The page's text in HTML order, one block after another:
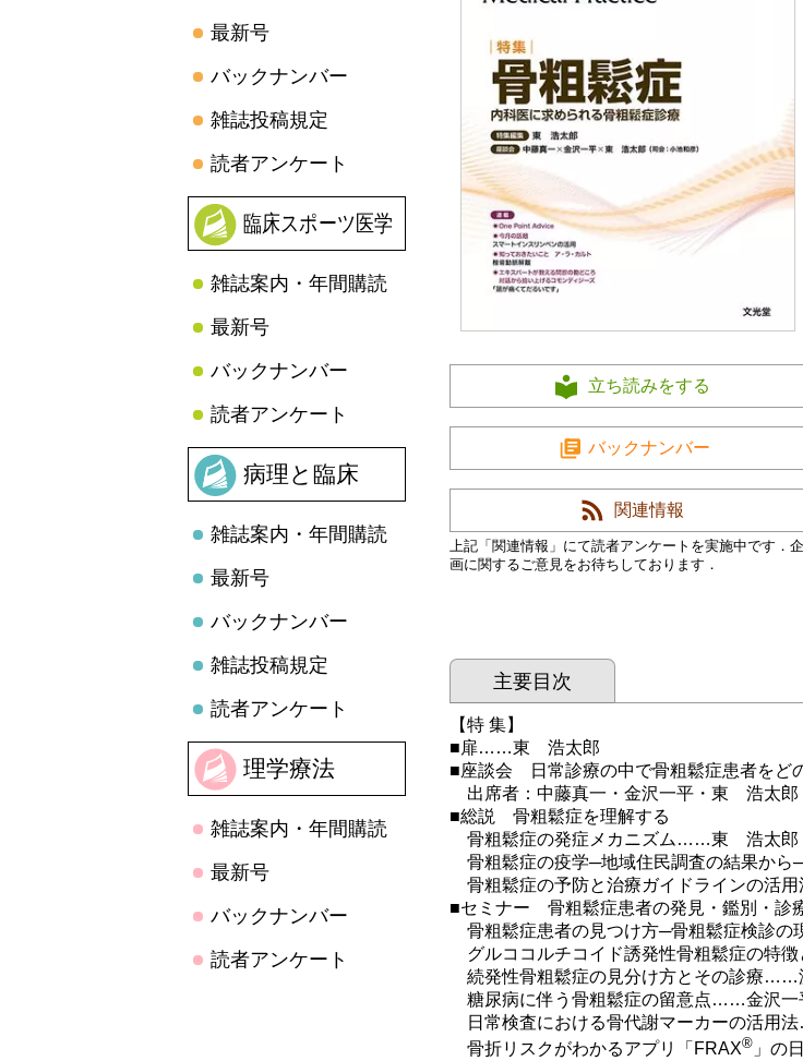
最新号
バックナンバー
雑誌投稿規定
読者アンケート
臨床スポーツ医学
雑誌案内・年間購読
最新号
バックナンバー
読者アンケート
病理と臨床
雑誌案内・年間購読
最新号
バックナンバー
雑誌投稿規定
読者アンケート
理学療法
雑誌案内・年間購読
最新号
バックナンバー
読者アンケート
立ち読みをする
バックナンバー
関連情報
上記「関連情報」にて読者アンケートを実施中です．企
画に関するご意見をお待ちしております．
主要目次
【特 集】
■扉……東 浩太郎
■座談会 日常診療の中で骨粗鬆症患者をど
出席者：中藤真一・金沢一平・東 浩太郎
■総説 骨粗鬆症を理解する
骨粗鬆症の発症メカニズム……東 浩太郎
骨粗鬆症の疫学─地域住民調査の結果か
骨粗鬆症の予防と治療ガイドラインの活
■セミナー 骨粗鬆症患者の発見・鑑別・診
骨粗鬆症患者の見つけ方─骨粗鬆症検診
グルココルチコイド誘発性骨粗鬆症の特
続発性骨粗鬆症の見分け方とその診療
糖尿病に伴う骨粗鬆症の留意点……金沢一
日常検査における骨代謝マーカーの活用
骨折リスクがわかるアプリ「FRAX® 」の